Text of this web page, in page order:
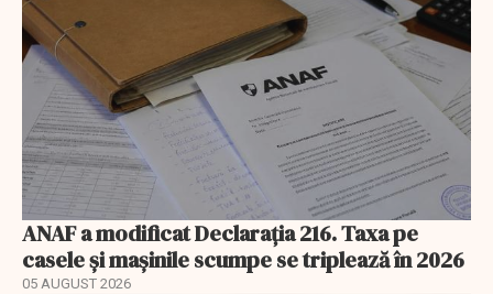
ANAF a modificat Declarația 216. Taxa pe
casele și mașinile scumpe se triplează în 2026
05 AUGUST 2026